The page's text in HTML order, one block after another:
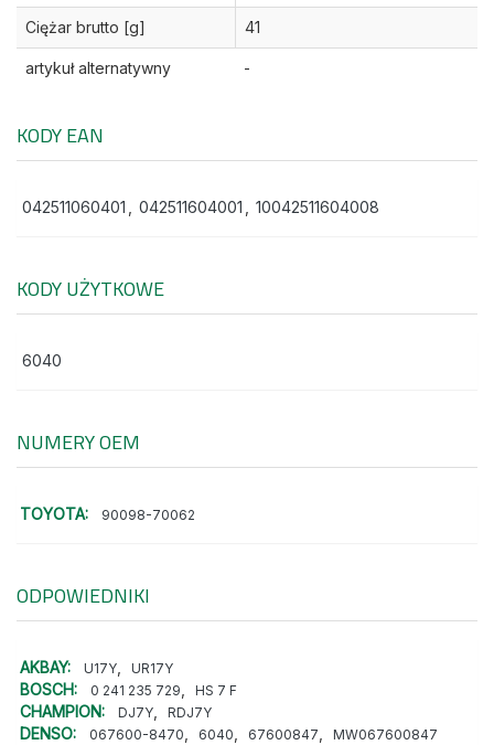
Ciężar brutto [g] 41
artykuł alternatywny -
KODY EAN
042511060401 042511604001 10042511604008
KODY UŻYTKOWE
6040
NUMERY OEM
TOYOTA: 90098-70062
ODPOWIEDNIKI
AKBAY: U17Y UR17Y
BOSCH: 0 241 235 729 HS 7 F
CHAMPION: DJ7Y RDJ7Y
DENSO: 067600-8470 6040 67600847 MW067600847